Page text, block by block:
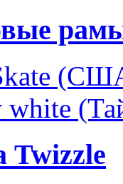
white
Twizzle